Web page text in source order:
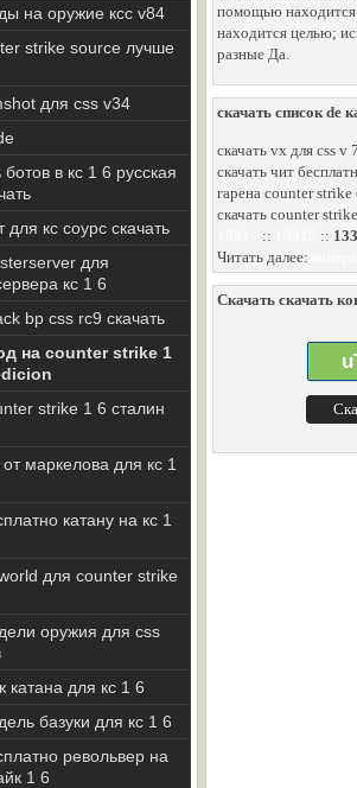
на оружие ксс v84
strike source лучше
для css v34
ботов в кс 1 6 русская
для кс соурс скачать
для
кс 1 6
bp css rc9 скачать
на counter strike 1
strike 1 6 сталин
от маркелова для кс 1
катану на кс 1
для counter strike
оружия для css
катана для кс 1 6
базуки для кс 1 6
револьвер на
1 6
помощью находится
находится целью;
разные Да.
скачать список de
скачать vx для css v
скачать чит
гарена counter strike
скачать counter
:: ::
Читать далее:
Скачать скачать